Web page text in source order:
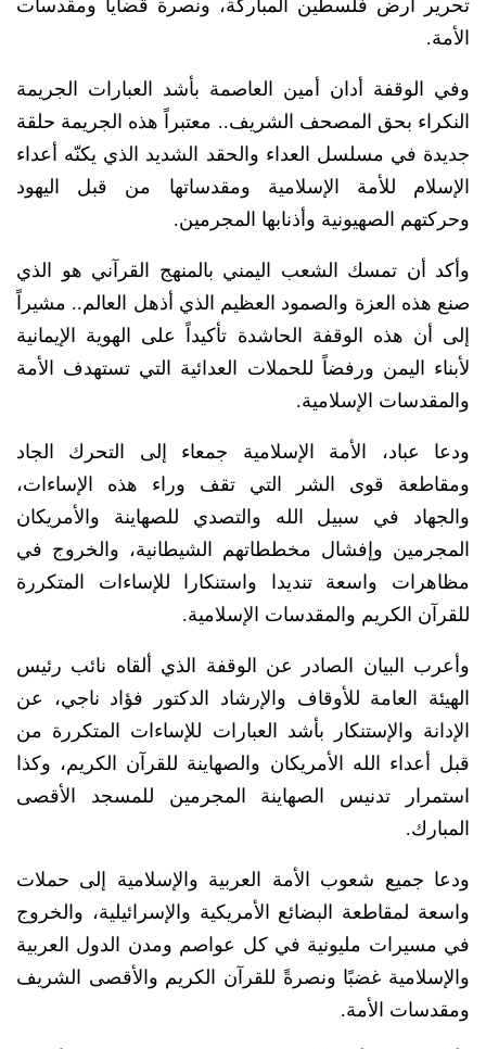
تحرير أرض فلسطين المباركة، ونصرة قضايا ومقدسات
الأمة.
وفي الوقفة أدان أمين العاصمة بأشد العبارات الجريمة
النكراء بحق المصحف الشريف.. معتبراً هذه الجريمة حلقة
جديدة في مسلسل العداء والحقد الشديد الذي يكنّه أعداء
الإسلام للأمة الإسلامية ومقدساتها من قبل اليهود
وحركتهم الصهيونية وأذنابها المجرمين.
وأكد أن تمسك الشعب اليمني بالمنهج القرآني هو الذي
صنع هذه العزة والصمود العظيم الذي أذهل العالم.. مشيراً
إلى أن هذه الوقفة الحاشدة تأكيداً على الهوية الإيمانية
لأبناء اليمن ورفضاً للحملات العدائية التي تستهدف الأمة
والمقدسات الإسلامية.
ودعا عباد، الأمة الإسلامية جمعاء إلى التحرك الجاد
ومقاطعة قوى الشر التي تقف وراء هذه الإساءات،
والجهاد في سبيل الله والتصدي للصهاينة والأمريكان
المجرمين وإفشال مخططاتهم الشيطانية، والخروج في
مظاهرات واسعة تنديدا واستنكارا للإساءات المتكررة
للقرآن الكريم والمقدسات الإسلامية.
وأعرب البيان الصادر عن الوقفة الذي ألقاه نائب رئيس
الهيئة العامة للأوقاف والإرشاد الدكتور فؤاد ناجي، عن
الإدانة والإستنكار بأشد العبارات للإساءات المتكررة من
قبل أعداء الله الأمريكان والصهاينة للقرآن الكريم، وكذا
استمرار تدنيس الصهاينة المجرمين للمسجد الأقصى
المبارك.
ودعا جميع شعوب الأمة العربية والإسلامية إلى حملات
واسعة لمقاطعة البضائع الأمريكية والإسرائيلية، والخروج
في مسيرات مليونية في كل عواصم ومدن الدول العربية
والإسلامية غضبًا ونصرةً للقرآن الكريم والأقصى الشريف
ومقدسات الأمة.